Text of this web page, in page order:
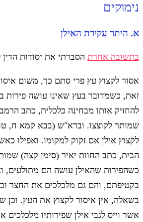
נימוקים
א. היתר עקירת האילן
בתשובה אחרת הסברתי את יסודות הדין
אסור לקצוץ עץ פרי סתם כך, משום
זאת, כשמדובר בעץ שאינו עושה פירות
להחזיק אותו מבחינה כלכלית, כתב
שמותר לקוצצו. וברא"ש (בבא קמא ח,
לקצוץ אילן אם זקוק למקומו. ואפילו
הבית, כתב החוות יאיר (סימן קצה)
כשהפירות שהאילן עושה הם מתולעים,
בקטיפתם, והם גם מלכלכים את החצר
בשאלה, אין איסור לקצוץ את העץ. וכן
אשר וייס לגבי אילן שפירותיו מלכלכים